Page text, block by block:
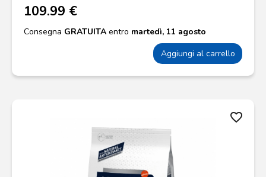
109.99 €
Consegna GRATUITA entro martedì, 11 agosto
Aggiungi al carrello
favorite_border